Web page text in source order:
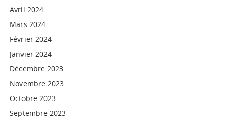
Avril 2024
Mars 2024
Février 2024
Janvier 2024
Décembre 2023
Novembre 2023
Octobre 2023
Septembre 2023